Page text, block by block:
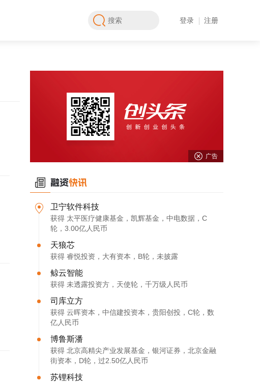
登录 注册
广告
卫宁软件科技
获得 太平医疗健康基金，凯辉基金，中电数据，C
轮，3.00亿人民币
天狼芯
获得 睿悦投资，大有资本，B轮，未披露
鲸云智能
获得 未透露投资方，天使轮，千万级人民币
司库立方
获得 云晖资本，中信建投资本，贵阳创投，C轮，数
亿人民币
博鲁斯潘
获得 北京高精尖产业发展基金，银河证券，北京金融
街资本，D轮，过2.50亿人民币
苏锂科技